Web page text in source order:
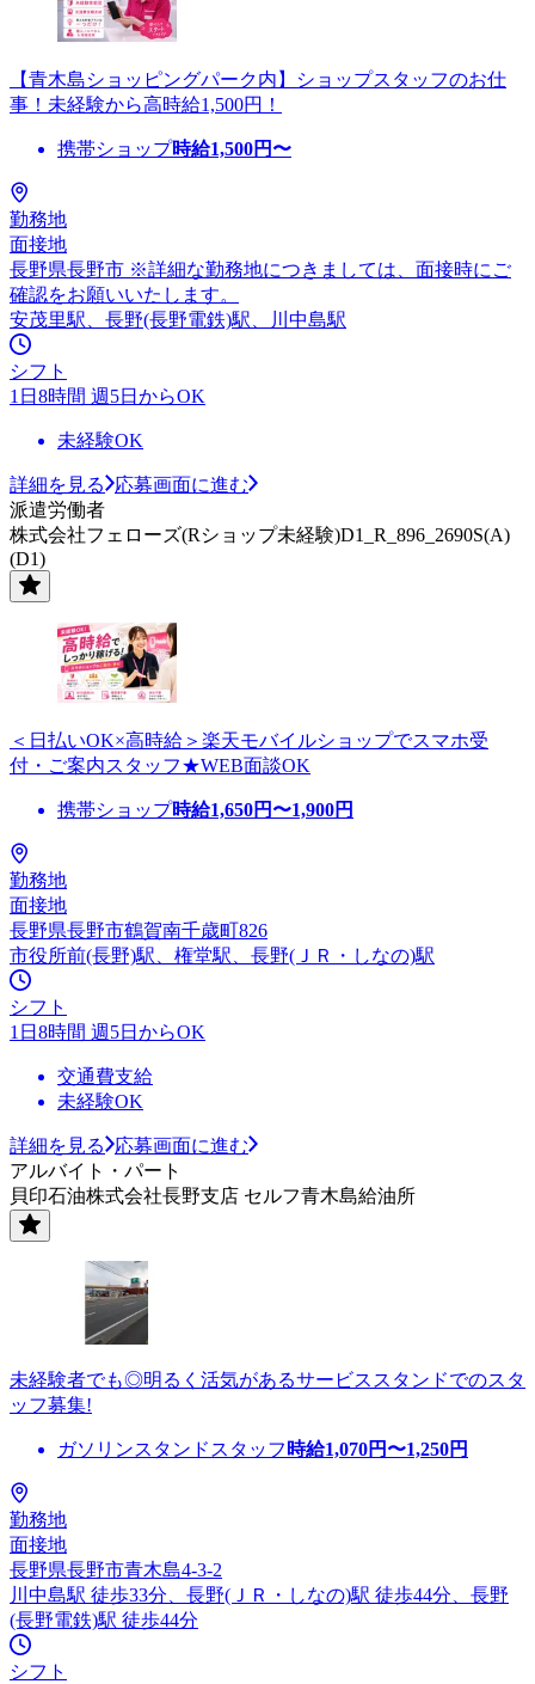
【青木島ショッピングパーク内】ショップスタッフのお仕
事！未経験から高時給1,500円！
携帯ショップ時給1,500円〜
勤務地
面接地
長野県長野市 ※詳細な勤務地につきましては、面接時にご
確認をお願いいたします。
安茂里駅、長野(長野電鉄)駅、川中島駅
シフト
1日8時間 週5日からOK
未経験OK
詳細を見る
応募画面に進む
派遣労働者
株式会社フェローズ(Rショップ未経験)D1_R_896_2690S(A)
(D1)
＜日払いOK×高時給＞楽天モバイルショップでスマホ受
付・ご案内スタッフ★WEB面談OK
携帯ショップ時給1,650円〜1,900円
勤務地
面接地
長野県長野市鶴賀南千歳町826
市役所前(長野)駅、権堂駅、長野(ＪＲ・しなの)駅
シフト
1日8時間 週5日からOK
交通費支給
未経験OK
詳細を見る
応募画面に進む
アルバイト・パート
貝印石油株式会社長野支店 セルフ青木島給油所
未経験者でも◎明るく活気があるサービススタンドでのスタ
ッフ募集!
ガソリンスタンドスタッフ 時給1,070円〜1,250円
勤務地
面接地
長野県長野市青木島4-3-2
川中島駅 徒歩33分、長野(ＪＲ・しなの)駅 徒歩44分、長野
(長野電鉄)駅 徒歩44分
シフト